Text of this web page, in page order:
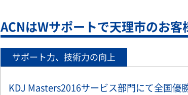
ACNはWサポートで天理市のお客
サポート力、技術力の向上
KDJ Masters2016サービス部門にて全国優